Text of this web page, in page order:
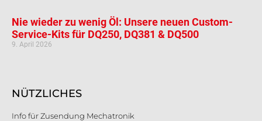
Nie wieder zu wenig Öl: Unsere neuen Custom-
Service-Kits für DQ250, DQ381 & DQ500
9. April 2026
NÜTZLICHES
Info für Zusendung Mechatronik